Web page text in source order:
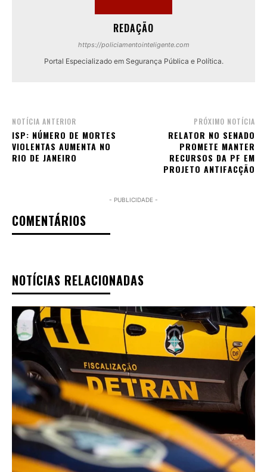
REDAÇÃO
https://policiamentointeligente.com
Portal Especializado em Segurança Pública e Política.
NOTÍCIA ANTERIOR
ISP: NÚMERO DE MORTES
VIOLENTAS AUMENTA NO
RIO DE JANEIRO
PRÓXIMO NOTÍCIA
RELATOR NO SENADO
PROMETE MANTER
RECURSOS DA PF EM
PROJETO ANTIFACÇÃO
- PUBLICIDADE -
COMENTÁRIOS
NOTÍCIAS RELACIONADAS